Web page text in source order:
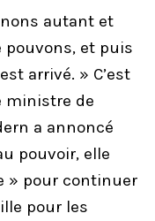
autant et
et puis
arrivé. » C’est
ministre de
a annoncé
pouvoir, elle
» pour continuer
pour les